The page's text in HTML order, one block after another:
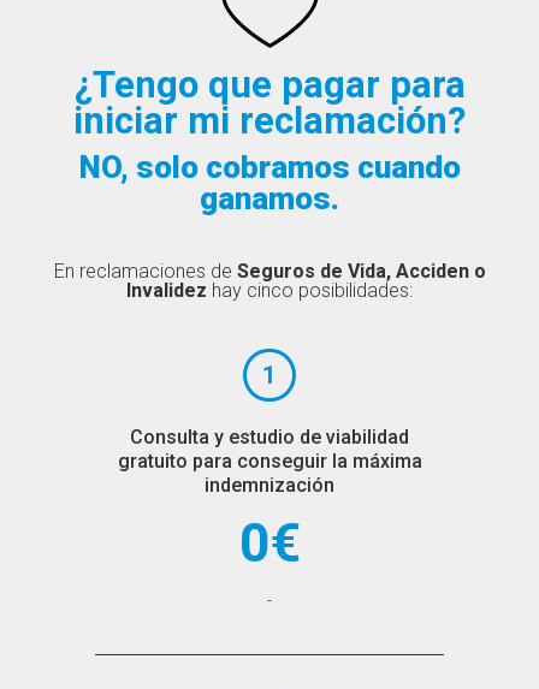
¿Tengo que pagar para
iniciar mi reclamación?
NO, solo cobramos cuando
ganamos.
En reclamaciones de Seguros de Vida, Acciden o
Invalidez hay cinco posibilidades:
1
Consulta y estudio de viabilidad
gratuito para conseguir la máxima
indemnización
0€
-